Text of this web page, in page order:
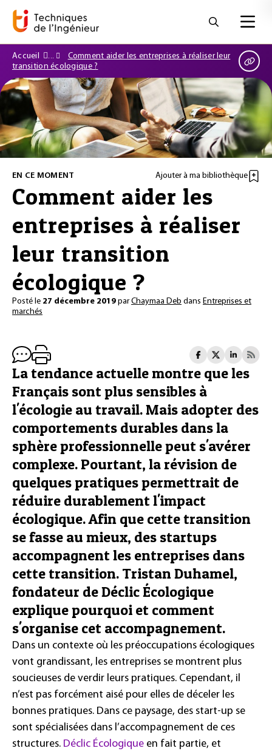
Accueil
Comment aider les entreprises à réaliser leur
transition écologique ?
EN CE MOMENT Ajouter à ma bibliothèque
Comment aider les
entreprises à réaliser
leur transition
écologique ?
Posté le 27 décembre 2019 parChaymaa Deb dans Entreprises et
marchés
La tendance actuelle montre que les
Français sont plus sensibles à
l'écologie au travail. Mais adopter des
comportements durables dans la
sphère professionnelle peut s'avérer
complexe. Pourtant, la révision de
quelques pratiques permettrait de
réduire durablement l'impact
écologique. Afin que cette transition
se fasse au mieux, des startups
accompagnent les entreprises dans
cette transition. Tristan Duhamel,
fondateur de Déclic Écologique
explique pourquoi et comment
s'organise cet accompagnement.
Dans un contexte où les préoccupations écologiques
vont grandissant, les entreprises se montrent plus
soucieuses de verdir leurs pratiques. Cependant, il
n’est pas forcément aisé pour elles de déceler les
bonnes pratiques. Dans ce paysage, des start-up se
sont spécialisées dans l’accompagnement de ces
structures. Déclic Écologique en fait partie, et